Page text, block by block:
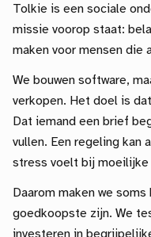
Tolkie is een sociale
missie voorop staat:
maken voor mensen die
We bouwen software,
verkopen. Het doel is
Dat iemand een brief
vullen. Een regeling kan
stress voelt bij
Daarom maken we
goedkoopste zijn. We